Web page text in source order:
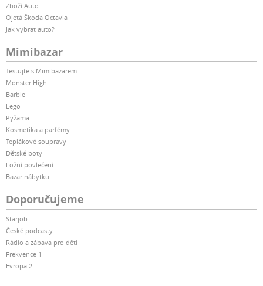
Zboží Auto
Ojetá Škoda Octavia
Jak vybrat auto?
Mimibazar
Testujte s Mimibazarem
Monster High
Barbie
Lego
Pyžama
Kosmetika a parfémy
Teplákové soupravy
Dětské boty
Ložní povlečení
Bazar nábytku
Doporučujeme
Starjob
České podcasty
Rádio a zábava pro děti
Frekvence 1
Evropa 2